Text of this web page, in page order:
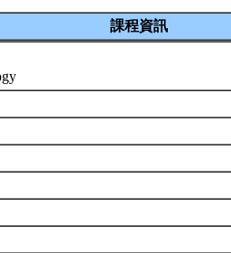
課程資訊